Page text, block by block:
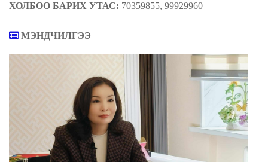
ХОЛБОО БАРИХ УТАС: 70359855, 99929960
МЭНДЧИЛГЭЭ